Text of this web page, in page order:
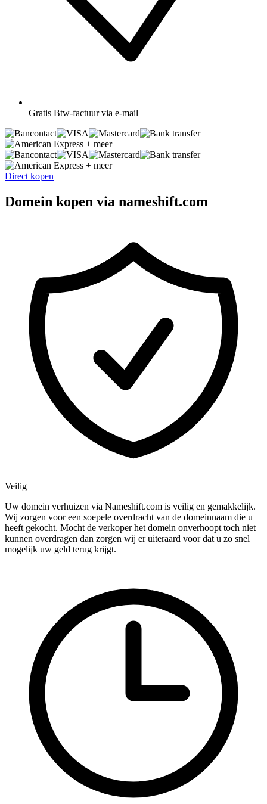
Gratis Btw-factuur via e-mail
+ meer
+ meer
Direct kopen
Domein kopen via nameshift.com
Veilig
Uw domein verhuizen via Nameshift.com is veilig en gemakkelijk.
Wij zorgen voor een soepele overdracht van de domeinnaam die u
heeft gekocht. Mocht de verkoper het domein onverhoopt toch niet
kunnen overdragen dan zorgen wij er uiteraard voor dat u zo snel
mogelijk uw geld terug krijgt.